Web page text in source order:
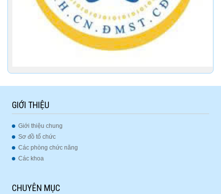
GIỚI THIỆU
Giới thiệu chung
Sơ đồ tổ chức
Các phòng chức năng
Các khoa
CHUYÊN MỤC